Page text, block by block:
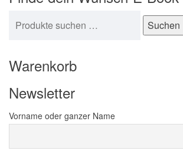
Suchen
Warenkorb
Newsletter
Vorname oder ganzer Name